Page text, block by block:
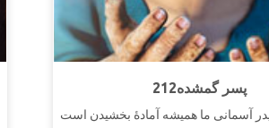
212پسر گمشده